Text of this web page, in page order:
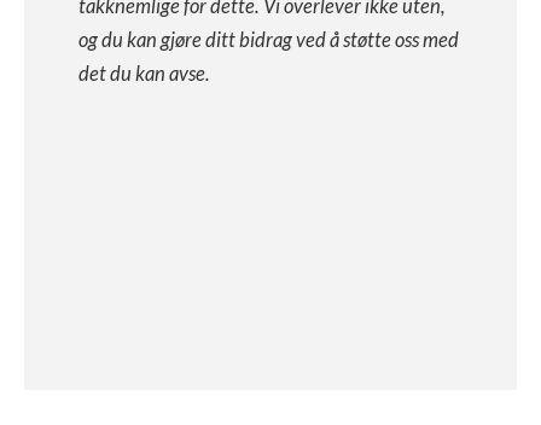
takknemlige for dette. Vi overlever ikke uten,
og du kan gjøre ditt bidrag ved å støtte oss med
det du kan avse.